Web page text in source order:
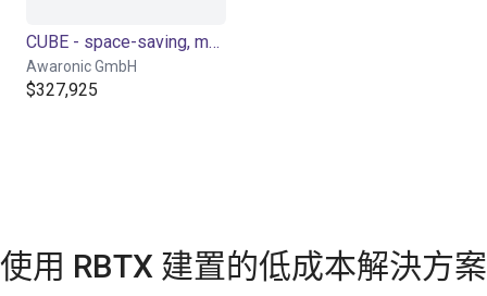
CUBE - space-saving, modular and ready for use
Awaronic GmbH
$327,925
使用 RBTX 建置的低成本解決方案